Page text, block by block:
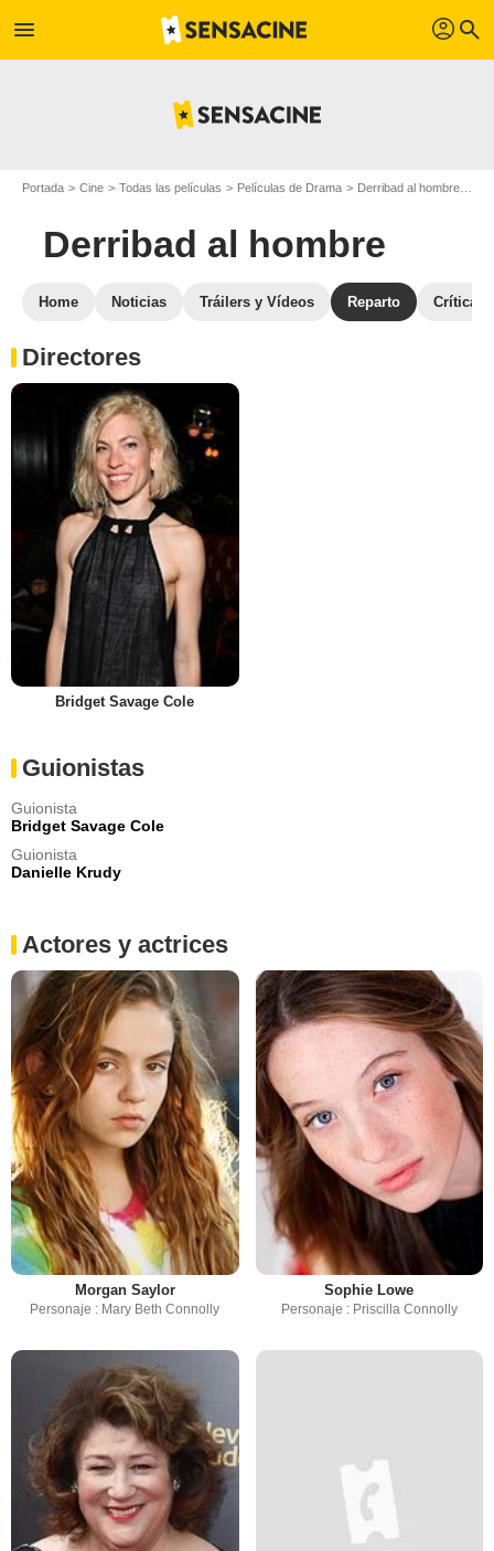
menu profil search
Portada Cine Todas las películas Películas de Drama Derribad al hombre
Derribad al hombre
Home Noticias Tráilers y Vídeos Reparto Críticas
Directores
Bridget Savage Cole
Guionistas
Guionista
Bridget Savage Cole
Guionista
Danielle Krudy
Actores y actrices
Morgan Saylor
Personaje : Mary Beth Connolly
Sophie Lowe
Personaje : Priscilla Connolly